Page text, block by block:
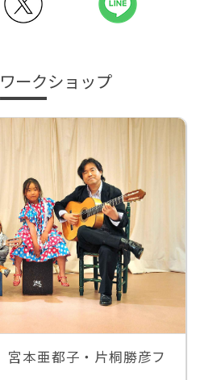
ークショップ
本亜都子・片桐勝彦フ